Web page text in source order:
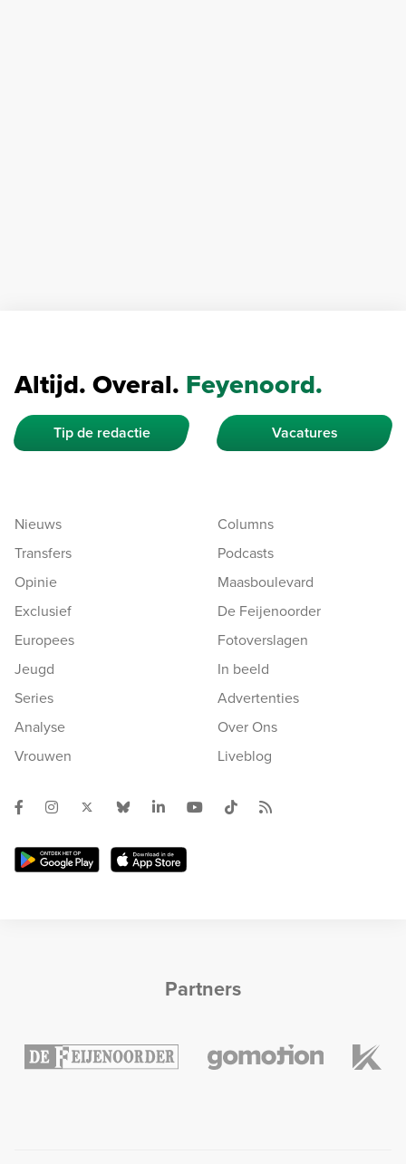
Altijd. Overal. Feyenoord.
Tip de redactie Vacatures
Nieuws
Transfers
Opinie
Exclusief
Europees
Jeugd
Series
Analyse
Vrouwen
Columns
Podcasts
Maasboulevard
De Feijenoorder
Fotoverslagen
In beeld
Advertenties
Over Ons
Liveblog
Partners